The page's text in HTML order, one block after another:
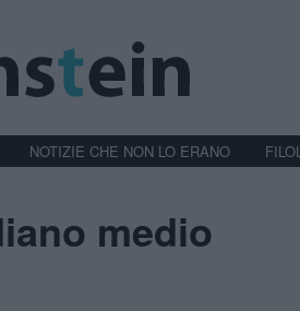
NOTIZIE CHE NON LO ERANO
medio